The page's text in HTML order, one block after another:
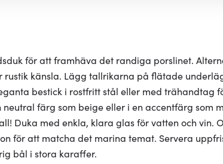
för att framhäva det randiga porslinet.
känsla. Lägg tallrikarna på flätade
bestick i rostfritt stål eller med trähandtag
färg som beige eller i en accentfärg som
Duka med enkla, klara glas för vatten och vin.
för att matcha det marina temat. Servera
bål i stora karaffer.